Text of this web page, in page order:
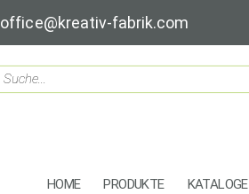
office@kreativ-fabrik.com
HOME PRODUKTE KATALOGE